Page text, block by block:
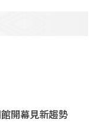
開幕見新趨勢